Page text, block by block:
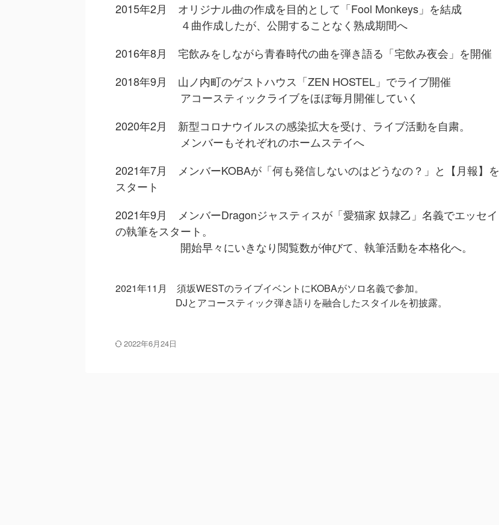
2015年2月 オリジナル曲の作成を目的として「Fool Monkeys」を結成
４曲作成したが、公開することなく熟成期間へ
2016年8月 宅飲みをしながら青春時代の曲を弾き語る「宅飲み夜会」を開催
2018年9月 山ノ内町のゲストハウス「ZEN HOSTEL」でライブ開催
アコースティックライブをほぼ毎月開催していく
2020年2月 新型コロナウイルスの感染拡大を受け、ライブ活動を自粛。
メンバーもそれぞれのホームステイへ
2021年7月 メンバーKOBAが「何も発信しないのはどうなの？」と【月報】を
スタート
2021年9月 メンバーDragonジャスティスが「愛猫家 奴隷乙」名義でエッセイ
の執筆をスタート。
開始早々にいきなり閲覧数が伸びて、執筆活動を本格化へ。
2021年11月 須坂WESTのライブイベントにKOBAがソロ名義で参加。
DJとアコースティック弾き語りを融合したスタイルを初披露。
2022年6月24日